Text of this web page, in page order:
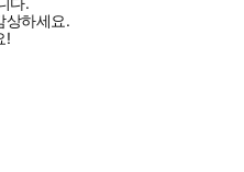
상하세요.
!